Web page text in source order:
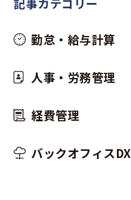
勤怠・給与計算
人事・労務管理
経費管理
バックオフィスDX